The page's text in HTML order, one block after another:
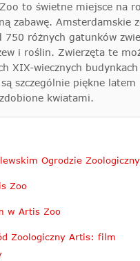
to świetne miejsce na
zabawę. Amsterdamskie
750 różnych gatunków
i roślin. Zwierzęta te
XIX-wiecznych
szczególnie piękne latem
kwiatami.
Ogrodzie
Zoo
w Artis Zoo
Zoologiczny Artis: film